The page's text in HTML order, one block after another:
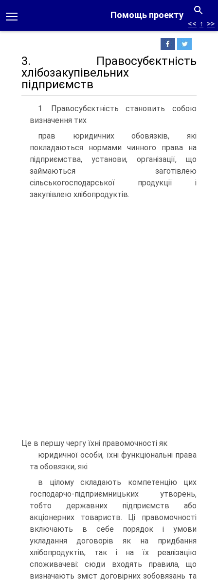
Помощь проекту
<< ↑ >>
3. Правосубєктнiсть
хлiбозакупiвельних
пiдприємств
1. Правосубєктнiсть становить собою
визначення тих
прав юридичних обовязкiв, якi
покладаються нормами чинного права на
пiдприємства, установи, органiзацiї, що
займаються заготiвлею
сiльськогосподарської продукцiї i
закупiвлею хлiбопродуктiв.
Це в першу чергу їхнi правомочностi як
юридичної особи, їхнi функцiональнi права
та обовязки, якi
в цiлому складають компетенцiю цих
господарчо-пiдприємницьких утворень,
тобто державних пiдприємств або
акцiонерних товариств. Цi правомочностi
включають в себе порядок i умови
укладання договорiв як на придбання
хлiбопродуктiв, так i на їх реалiзацiю
споживачевi: сюди входять правила, що
визначають змiст договiрних зобовязань та